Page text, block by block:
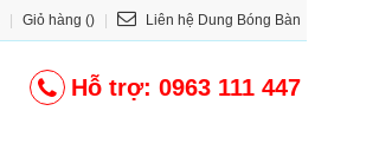
Giỏ hàng () Liên hệ Dung Bóng Bàn
Hỗ trợ: 0963 111 447